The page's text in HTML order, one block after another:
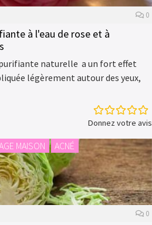
0
à l'eau de rose et à
naturelle a un fort effet
légèrement autour des yeux,
Donnez votre avis
MAISON ACNÉ
0